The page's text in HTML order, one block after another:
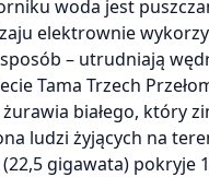
woda jest
elektrownie
– utrudniają
Tama Trzech
białego, który
ludzi żyjących na
gigawata)